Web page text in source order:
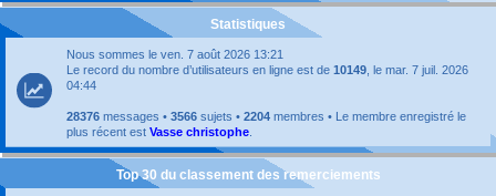
Statistiques
Nous sommes le ven. 7 août 2026 13:21
Le record du nombre d’utilisateurs en ligne est de 10149 , le mar. 7 juil. 2026
04:44
28376 messages • 3566 sujets • 2204 membres • Le membre enregistré le
plus récent est Vasse christophe
Top 30 du classement des remerciements